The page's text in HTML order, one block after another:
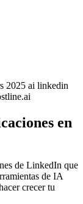
2025 ai linkedin
en
de LinkedIn que
de IA
crecer tu